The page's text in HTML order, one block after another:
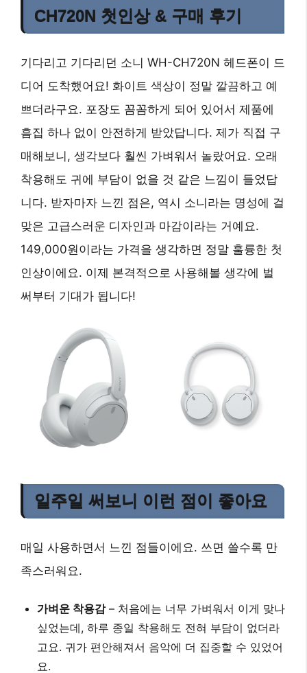
CH720N 첫인상 & 구매 후기
기다리고 기다리던 소니 WH-CH720N 헤드폰이 드
디어 도착했어요! 화이트 색상이 정말 깔끔하고 예
쁘더라구요. 포장도 꼼꼼하게 되어 있어서 제품에
흠집 하나 없이 안전하게 받았답니다. 제가 직접 구
매해보니, 생각보다 훨씬 가벼워서 놀랐어요. 오래
착용해도 귀에 부담이 없을 것 같은 느낌이 들었답
니다. 받자마자 느낀 점은, 역시 소니라는 명성에 걸
맞은 고급스러운 디자인과 마감이라는 거예요.
149,000원이라는 가격을 생각하면 정말 훌륭한 첫
인상이에요. 이제 본격적으로 사용해볼 생각에 벌
써부터 기대가 됩니다!
일주일 써보니 이런 점이 좋아요
매일 사용하면서 느낀 점들이에요. 쓰면 쓸수록 만
족스러워요.
가벼운 착용감– 처음에는 너무 가벼워서 이게 맞나
싶었는데, 하루 종일 착용해도 전혀 부담이 없더라
고요. 귀가 편안해져서 음악에 더 집중할 수 있었어
요.